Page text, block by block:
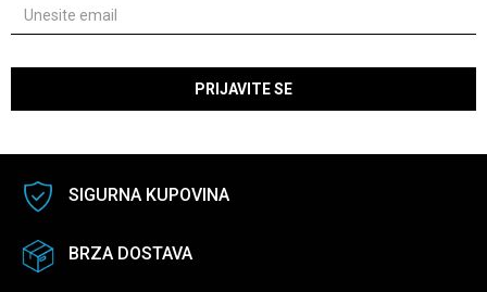
PRIJAVITE SE
SIGURNA KUPOVINA
BRZA DOSTAVA